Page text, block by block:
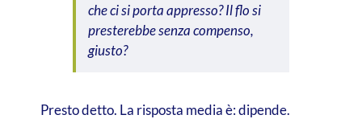
che ci si porta appresso? Il flo si
presterebbe senza compenso,
giusto?
Presto detto. La risposta media è: dipende.